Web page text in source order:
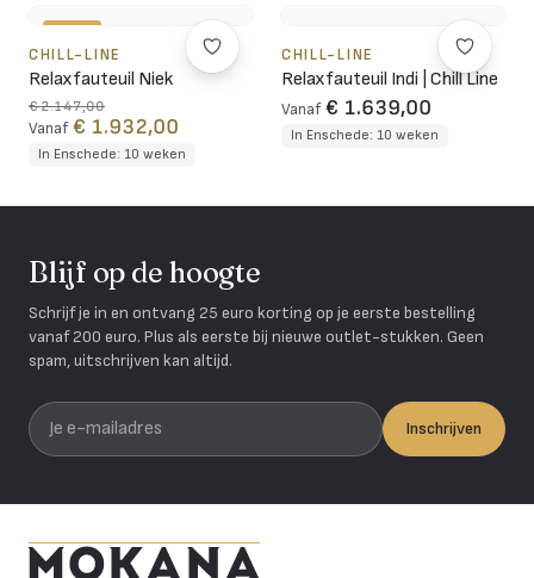
CHILL-LINE
Relaxfauteuil Niek
€ 2.147,00
Vanaf € 1.932,00
In Enschede: 10 weken
CHILL-LINE
Relaxfauteuil Indi | Chill Line
Vanaf € 1.639,00
In Enschede: 10 weken
Blijf op de hoogte
Schrijf je in en ontvang 25 euro korting op je eerste bestelling
vanaf 200 euro. Plus als eerste bij nieuwe outlet-stukken. Geen
spam, uitschrijven kan altijd.
Je e-mailadres
Inschrijven